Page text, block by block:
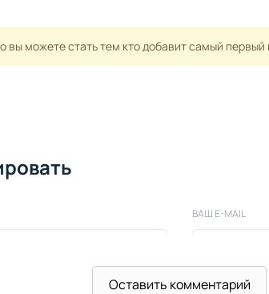
вы можете стать тем кто добавит самый
ВАШ E-MAIL
Оставить комментарий